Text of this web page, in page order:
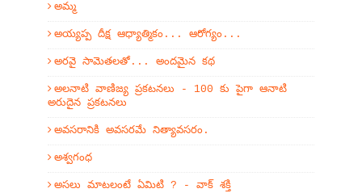
అమ్మ
అయ్యప్ప దీక్ష ఆధ్యాత్మికం... ఆరోగ్యం...
అరవై సామెతలతో... అందమైన కథ
అలనాటి వాణిజ్య ప్రకటనలు - 100 కు పైగా ఆనాటి
అరుదైన ప్రకటనలు
అవసరానికి అవసరమే నిత్యావసరం.
అశ్వగంధ
అసలు మాటలంటే ఏమిటి ? - వాక్ శక్తి